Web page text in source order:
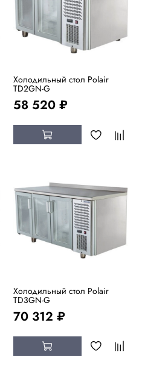
Холодильный стол Polair
TD2GN-G
58 520 ₽
Холодильный стол Polair
TD3GN-G
70 312 ₽